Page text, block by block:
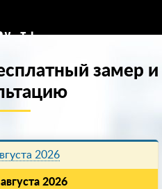
замер и
2026
2026